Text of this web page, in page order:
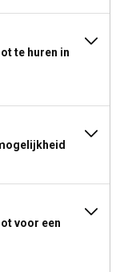
te huren in
voor een